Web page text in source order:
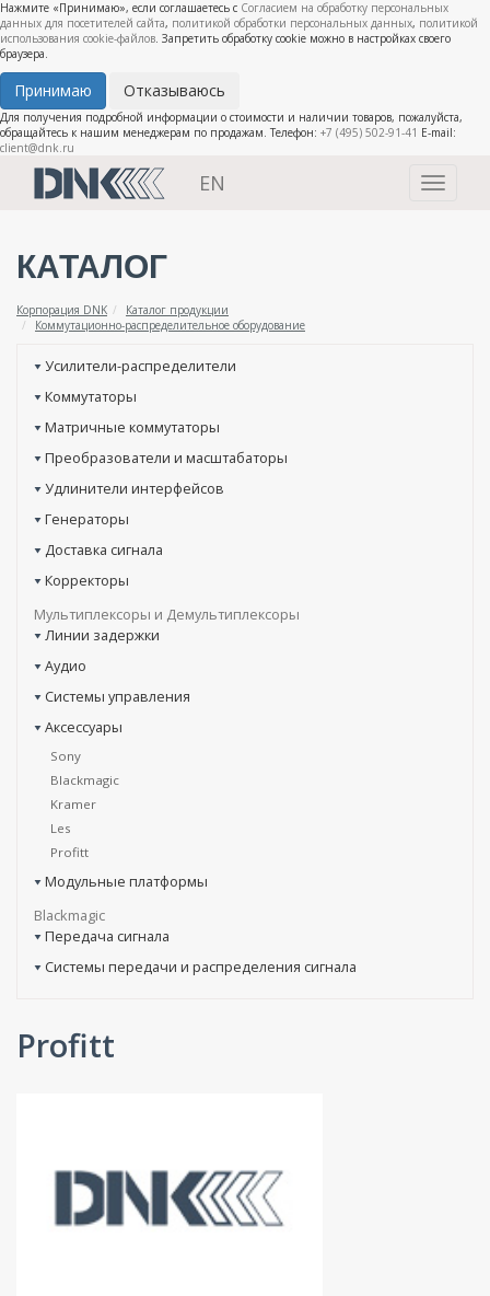
Нажмите «Принимаю», если соглашаетесь с Согласием на обработку персональных
данных для посетителей сайта, политикой обработки персональных данных, политикой
использования cookie-файлов. Запретить обработку cookie можно в настройках своего
браузера.
Принимаю Отказываюсь
Для получения подробной информации о стоимости и наличии товаров, пожалуйста,
обращайтесь к нашим менеджерам по продажам. Телефон: +7 (495) 502-91-41 E-mail:
client@dnk.ru
Toggle
EN
КАТАЛОГ
Корпорация DNK
Каталог продукции
Коммутационно-распределительное оборудование
Усилители-распределители
Коммутаторы
Матричные коммутаторы
Преобразователи и масштабаторы
Удлинители интерфейсов
Генераторы
Доставка сигнала
Корректоры
Мультиплексоры и Демультиплексоры
Линии задержки
Аудио
Системы управления
Аксессуары
Sony
Blackmagic
Kramer
Les
Profitt
Модульные платформы
Blackmagic
Передача сигнала
Системы передачи и распределения сигнала
Profitt